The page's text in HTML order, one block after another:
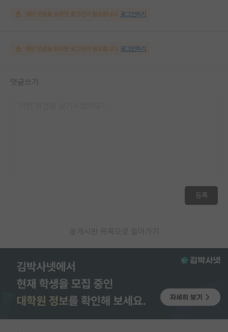
해당 댓글을 보려면 로그인이 필요합니다. 로그인하기
해당 댓글을 보려면 로그인이 필요합니다. 로그인하기
댓글쓰기
등록
게시판 목록으로 돌아가기